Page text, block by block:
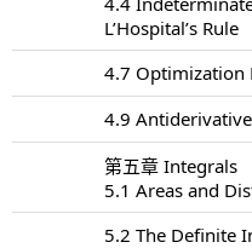
L’Hospital’s Rule
4.7 Optimization
4.9
第五章 Integrals
5.1 Areas and
5.2 The Definite